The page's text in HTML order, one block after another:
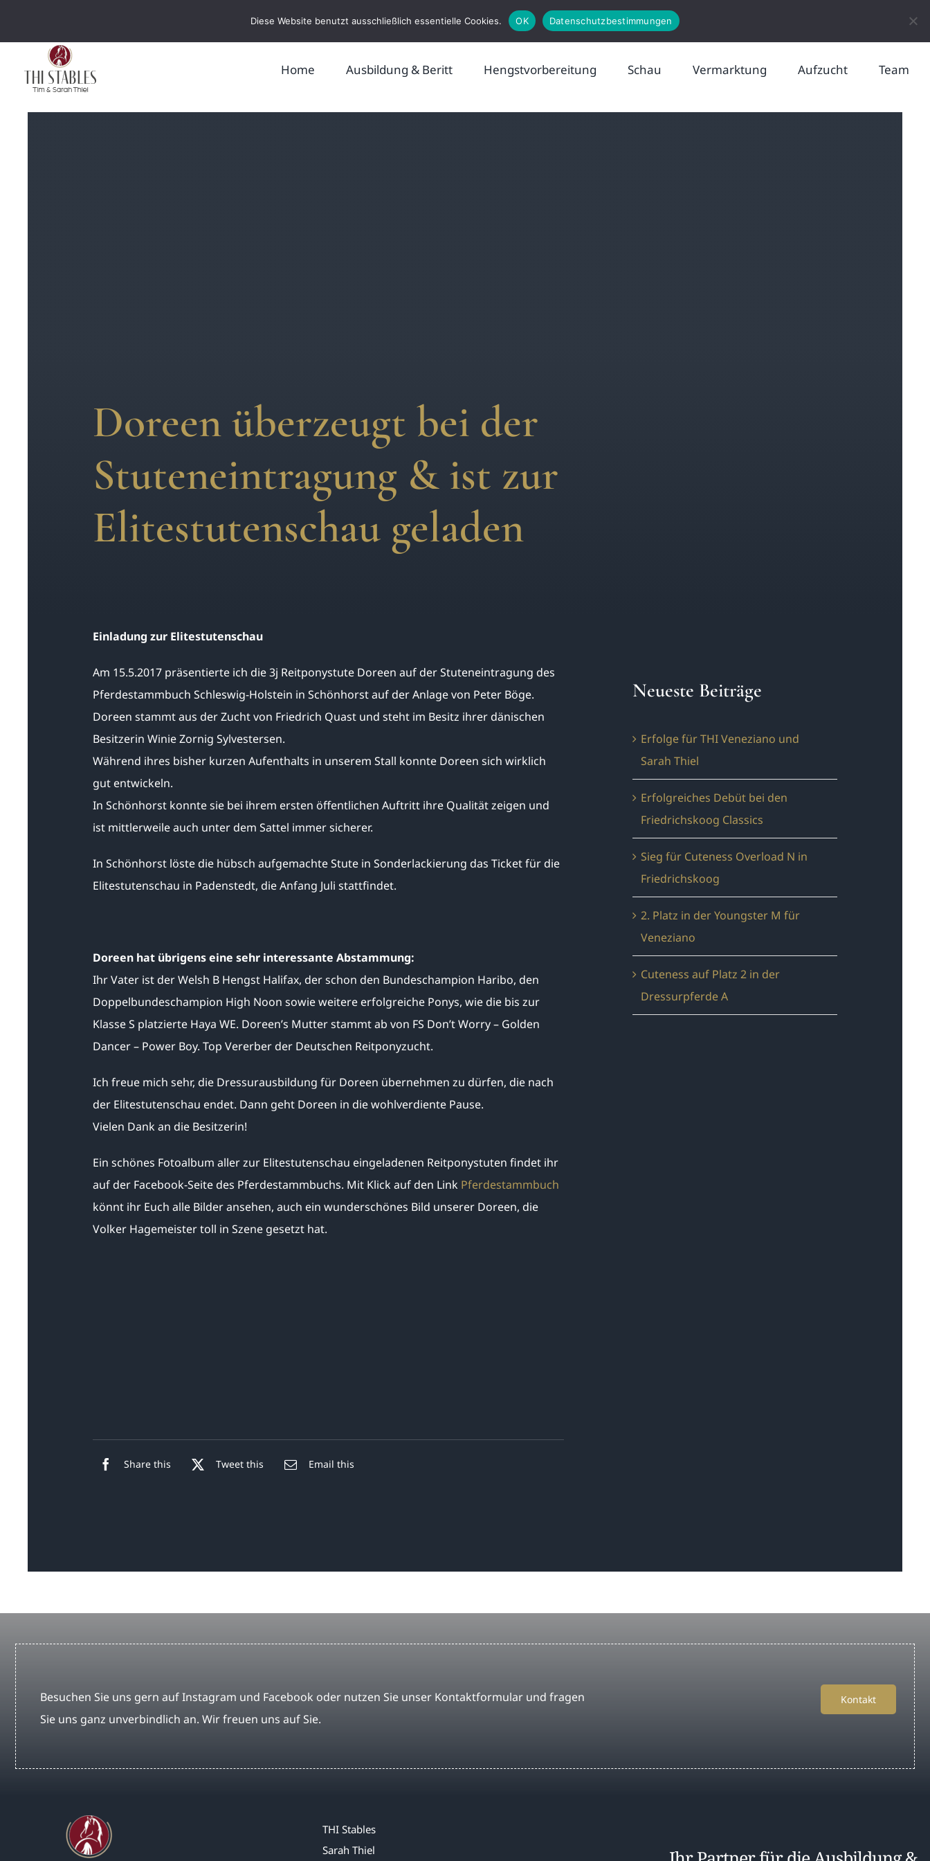
Home Ausbildung & Beritt Hengstvorbereitung Schau Vermarktung Aufzucht Team
Doreen überzeugt bei der
Stuteneintragung & ist zur
Elitestutenschau geladen
Einladung zur Elitestutenschau
Am 15.5.2017 präsentierte ich die 3j Reitponystute Doreen auf der Stuteneintragung des
Pferdestammbuch Schleswig-Holstein in Schönhorst auf der Anlage von Peter Böge.
Doreen stammt aus der Zucht von Friedrich Quast und steht im Besitz ihrer dänischen
Besitzerin Winie Zornig Sylvestersen.
Während ihres bisher kurzen Aufenthalts in unserem Stall konnte Doreen sich wirklich
gut entwickeln.
In Schönhorst konnte sie bei ihrem ersten öffentlichen Auftritt ihre Qualität zeigen und
ist mittlerweile auch unter dem Sattel immer sicherer.
In Schönhorst löste die hübsch aufgemachte Stute in Sonderlackierung das Ticket für die
Elitestutenschau in Padenstedt, die Anfang Juli stattfindet.
Doreen hat übrigens eine sehr interessante Abstammung:
Ihr Vater ist der Welsh B Hengst Halifax, der schon den Bundeschampion Haribo, den
Doppelbundeschampion High Noon sowie weitere erfolgreiche Ponys, wie die bis zur
Klasse S platzierte Haya WE. Doreen’s Mutter stammt ab von FS Don’t Worry – Golden
Dancer – Power Boy. Top Vererber der Deutschen Reitponyzucht.
Ich freue mich sehr, die Dressurausbildung für Doreen übernehmen zu dürfen, die nach
der Elitestutenschau endet. Dann geht Doreen in die wohlverdiente Pause.
Vielen Dank an die Besitzerin!
Ein schönes Fotoalbum aller zur Elitestutenschau eingeladenen Reitponystuten findet ihr
auf der Facebook-Seite des Pferdestammbuchs. Mit Klick auf den Link Pferdestammbuch
könnt ihr Euch alle Bilder ansehen, auch ein wunderschönes Bild unserer Doreen, die
Volker Hagemeister toll in Szene gesetzt hat.
Share this Tweet this Email this
Neueste Beiträge
Erfolge für THI Veneziano und
Sarah Thiel
Erfolgreiches Debüt bei den
Friedrichskoog Classics
Sieg für Cuteness Overload N in
Friedrichskoog
2. Platz in der Youngster M für
Veneziano
Cuteness auf Platz 2 in der
Dressurpferde A
Besuchen Sie uns gern auf Instagram und Facebook oder nutzen Sie unser Kontaktformular und fragen
Sie uns ganz unverbindlich an. Wir freuen uns auf Sie.
Kontakt
THI Stables
Sarah Thiel
Diese Website benutzt ausschließlich essentielle Cookies. OK Datenschutzbestimmungen